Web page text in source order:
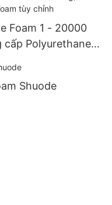
Foam 1 - 20000
cấp Polyurethane
Shuode